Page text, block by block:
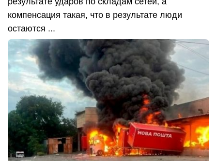
компенсация такая, что в результате люди
остаются ...